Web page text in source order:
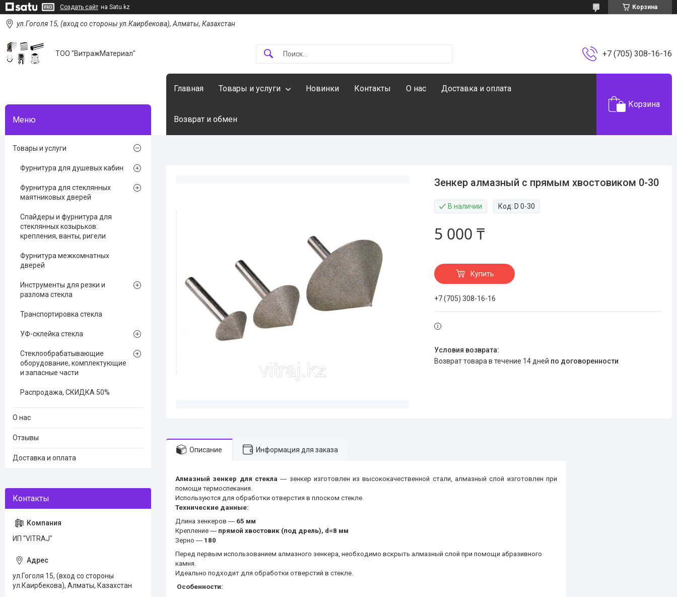
Создать сайт на Satu.kz Корзина
ул.Гоголя 15, (вход со стороны ул.Каирбекова), Алматы, Казахстан
ТОО "ВитражМатериал" +7 (705) 308-16-16
Главная Товары и услуги Новинки Контакты О нас Доставка и оплата
Возврат и обмен
Корзина
Зенкер алмазный с прямым хвостовиком 0-30
В наличии Код: D 0-30
5 000 ₸
Купить
+7 (705) 308-16-16
возврат товара в течение 14 дней по договоренности
Описание Информация для заказа
Алмазный зенкер для стекла ― зенкер изготовлен из высококачественной стали, алмазный слой изготовлен при
помощи термоспекания.
Используются для обработки отверстия в плоском стекле.
Технические данные:
Длина зенкеров ― 65 мм
Крепление ― прямой хвостовик (под дрель), d=8 мм
Зерно ― 180
Перед первым использованием алмазного зенкера, необходимо вскрыть алмазный слой при помощи абразивного
камня.
Идеально подходит для обработки отверстий в стекле.
Особенности:
Товары и услуги
Фурнитура для душевых кабин
Фурнитура для стеклянных
маятниковых дверей
Спайдеры и фурнитура для
стеклянных козырьков:
крепления, ванты, ригели
Фурнитура межкомнатных
дверей
Инструменты для резки и
разлома стекла
Транспортировка стекла
УФ-склейка стекла
Стеклообрабатывающие
оборудование, комплектующие
и запасные части
Распродажа, СКИДКА 50%
О нас
Отзывы
Доставка и оплата
ИП "VITRAJ"
ул.Гоголя 15, (вход со стороны
ул.Каирбекова), Алматы, Казахстан